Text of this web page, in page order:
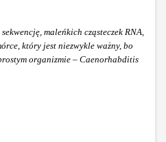
maleńkich cząsteczek RNA,
który jest niezwykle ważny, bo
organizmie – Caenorhabditis